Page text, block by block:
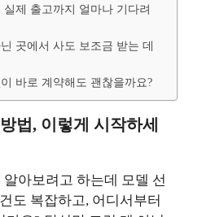
제 출고까지 얼마나 기다려
곳에서 사도 보조금 받는 데
바로 계약해도 괜찮을까요?
법, 이렇게 시작하세
알아보려고 하는데 모델 선
도 복잡하고, 어디서부터